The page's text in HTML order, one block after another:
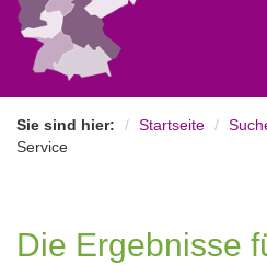
Sie sind hier: Startseite
Service
Die Ergebnisse